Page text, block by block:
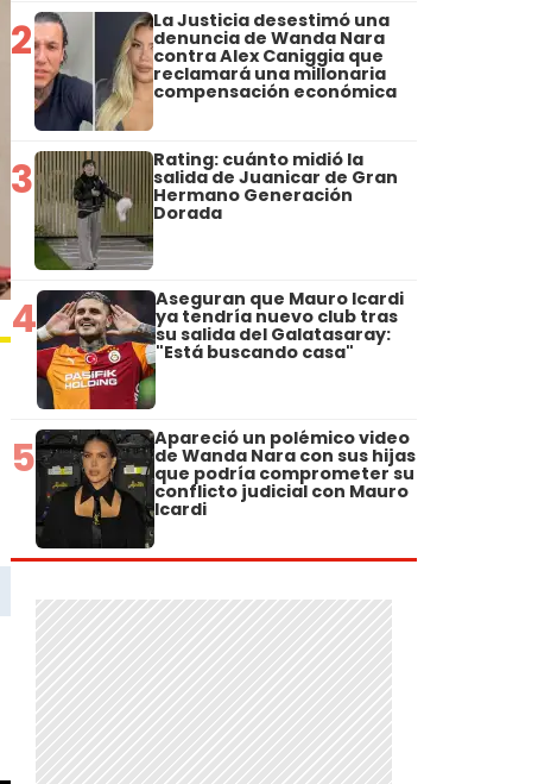
2 La Justicia desestimó una
denuncia de Wanda Nara
contra Alex Caniggia que
reclamará una millonaria
compensación económica
3 Rating: cuánto midió la
salida de Juanicar de Gran
Hermano Generación
Dorada
4 Aseguran que Mauro Icardi
ya tendría nuevo club tras
su salida del Galatasaray:
"Está buscando casa"
5 Apareció un polémico video
de Wanda Nara con sus hijas
que podría comprometer su
conflicto judicial con Mauro
Icardi